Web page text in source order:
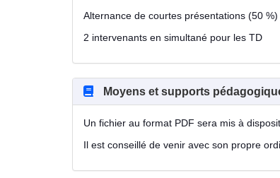
Alternance de courtes présentations (50
2 intervenants en simultané pour les TD
Moyens et supports
Un fichier au format PDF sera mis à
Il est conseillé de venir avec son propre